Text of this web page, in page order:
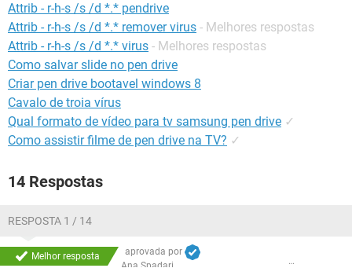
Attrib - r-h-s /s /d *.* pendrive
Attrib - r-h-s /s /d *.* remover virus - Melhores respostas
Attrib - r-h-s /s /d *.* virus - Melhores respostas
Como salvar slide no pen drive
Criar pen drive bootavel windows 8
Cavalo de troia vírus
Qual formato de vídeo para tv samsung pen drive ✓
Como assistir filme de pen drive na TV? ✓
14 Respostas
RESPOSTA 1 / 14
Melhor resposta
aprovada por
Ana Spadari